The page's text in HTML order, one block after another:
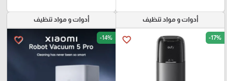
أدوات و مواد تنظيف
favorite_border -17%
أدوات و مواد تنظيف
favorite_border -14%